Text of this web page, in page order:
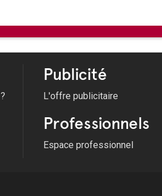
Publicité
L'offre publicitaire
Professionnels
Espace professionnel